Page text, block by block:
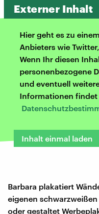
Externer Inhalt
Hier geht es zu
Anbieters wie
Wenn Ihr diesen
personenbezogene
und eventuell
Informationen findet
Inhalt einmal laden
Barbara plakatiert
eigenen
oder gestaltet